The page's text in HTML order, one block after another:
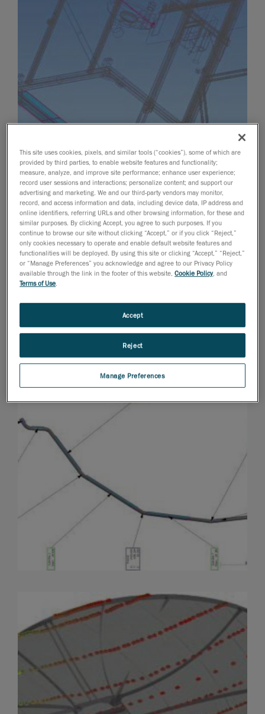
This site uses cookies, pixels, and similar tools (“cookies”), some of which are
provided by third parties, to enable website features and functionality;
measure, analyze, and improve site performance; enhance user experience;
record user sessions and interactions; personalize content; and support our
advertising and marketing. We and our third-party vendors may monitor,
record, and access information and data, including device data, IP address and
online identifiers, referring URLs and other browsing information, for these and
similar purposes. By clicking Accept, you agree to such purposes. If you
continue to browse our site without clicking “Accept,” or if you click “Reject,”
only cookies necessary to operate and enable default website features and
functionalities will be deployed. By using this site or clicking “Accept,” “Reject,”
or “Manage Preferences” you acknowledge and agree to our Privacy Policy
available through the link in the footer of this website,Cookie Policy, and
Terms of Use
Manage Preferences
Reject
Accept